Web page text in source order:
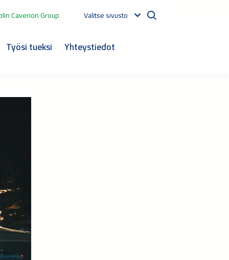
Caverion Group Valitse sivusto
Työsi tueksi Yhteystiedot